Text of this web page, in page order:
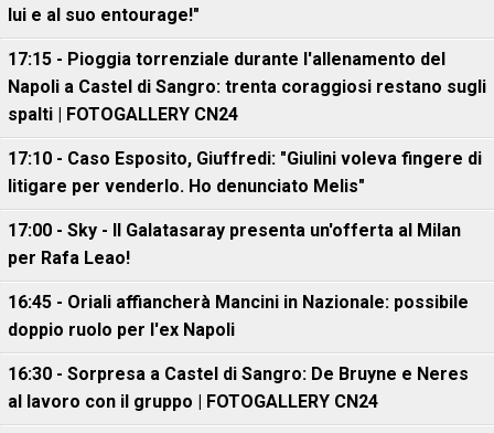
lui e al suo entourage!"
17:15 - Pioggia torrenziale durante l'allenamento del
Napoli a Castel di Sangro: trenta coraggiosi restano sugli
spalti | FOTOGALLERY CN24
17:10 - Caso Esposito, Giuffredi: "Giulini voleva fingere di
litigare per venderlo. Ho denunciato Melis"
17:00 - Sky - Il Galatasaray presenta un'offerta al Milan
per Rafa Leao!
16:45 - Oriali affiancherà Mancini in Nazionale: possibile
doppio ruolo per l'ex Napoli
16:30 - Sorpresa a Castel di Sangro: De Bruyne e Neres
al lavoro con il gruppo | FOTOGALLERY CN24